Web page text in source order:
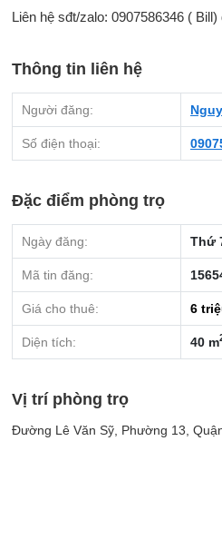
Liên hệ sđt/zalo: 0907586346 (
Thông tin liên hệ
Người đăng:
Số điện thoại:
Đặc điểm phòng trọ
Ngày đăng: Thứ
Mã tin đăng:
Giá cho thuê: 6
Diện tích: 40 m
Vị trí phòng trọ
Đường Lê Văn Sỹ, Phường 13,